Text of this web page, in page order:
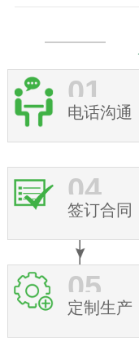
01
电话沟通
04
签订合同
05
定制生产